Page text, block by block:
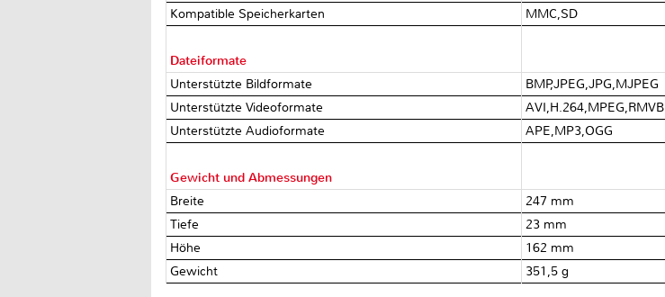
Kompatible Speicherkarten
MMC,SD
Dateiformate
Unterstützte Bildformate
BMP,JPEG,JPG,MJPEG
Unterstützte Videoformate
AVI,H.264,MPEG,RMVB
Unterstützte Audioformate
APE,MP3,OGG
Gewicht und Abmessungen
Breite
247 mm
Tiefe
23 mm
Höhe
162 mm
Gewicht
351,5 g